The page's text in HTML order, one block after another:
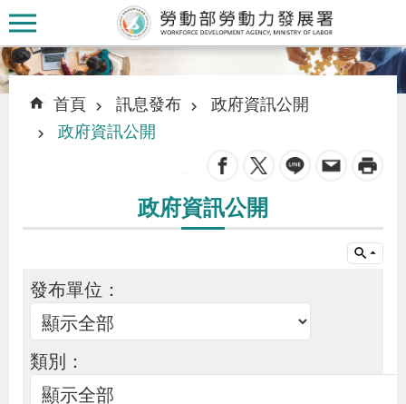
跳到主要內容區塊
訊
息
:::
::: 首頁 訊息發布
政府資訊公開
政府資訊公開
政府資訊公開
發布單位：
類別：